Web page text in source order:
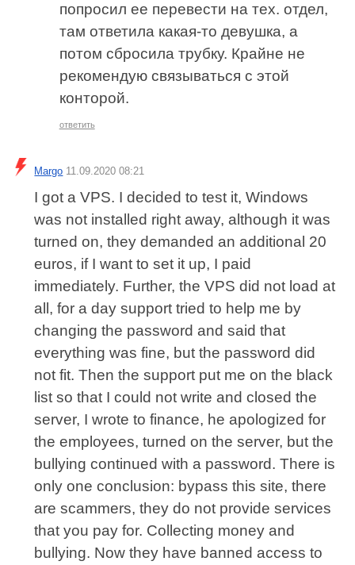
попросил ее перевести на тех. отдел,
там ответила какая-то девушка, а
потом сбросила трубку. Крайне не
рекомендую связываться с этой
конторой.
ответить
Margo 11.09.2020 08:21
I got a VPS. I decided to test it, Windows
was not installed right away, although it was
turned on, they demanded an additional 20
euros, if I want to set it up, I paid
immediately. Further, the VPS did not load at
all, for a day support tried to help me by
changing the password and said that
everything was fine, but the password did
not fit. Then the support put me on the black
list so that I could not write and closed the
server, I wrote to finance, he apologized for
the employees, turned on the server, but the
bullying continued with a password. There is
only one conclusion: bypass this site, there
are scammers, they do not provide services
that you pay for. Collecting money and
bullying. Now they have banned access to